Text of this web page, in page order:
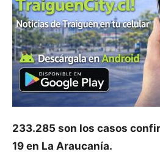
233.285 son los casos
19 en La Araucanía.